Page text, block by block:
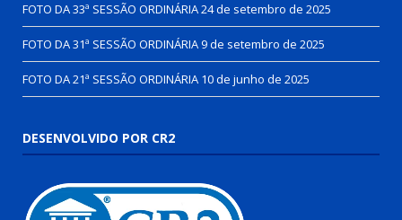
FOTO DA 33ª SESSÃO ORDINÁRIA24 de setembro de 2025
FOTO DA 31ª SESSÃO ORDINÁRIA9 de setembro de 2025
FOTO DA 21ª SESSÃO ORDINÁRIA 10 de junho de 2025
DESENVOLVIDO POR CR2